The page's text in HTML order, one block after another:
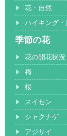
花・自然
ハイキング
季節の花
花の開花状況
梅
桜
スイセン
シャクナゲ
アジサイ